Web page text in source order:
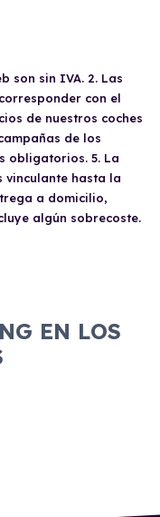
son sin IVA. 2. Las
con el
de nuestros coches
de los
obligatorios. 5. La
vinculante hasta la
a domicilio,
algún sobrecoste.
EN LOS